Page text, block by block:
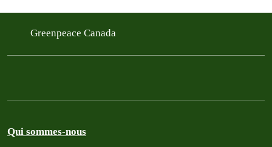
Greenpeace Canada
Qui sommes-nous